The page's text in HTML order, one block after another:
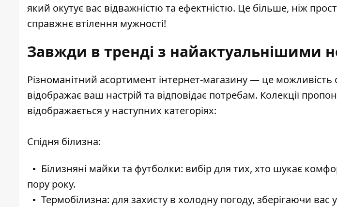
який окутує вас відважністю та ефектністю. Це більше, ніж
справжнє втілення мужності!
Завжди в тренді з найактуальнішими
Різноманітний асортимент інтернет-магазину — це
відображає ваш настрій та відповідає потребам. Колекції
відображається у наступних категоріях:
Спідня білизна:
Білизняні майки та футболки: вибір для тих, хто шукає
пору року.
Термобілизна: для захисту в холодну погоду, зберігаючи вас